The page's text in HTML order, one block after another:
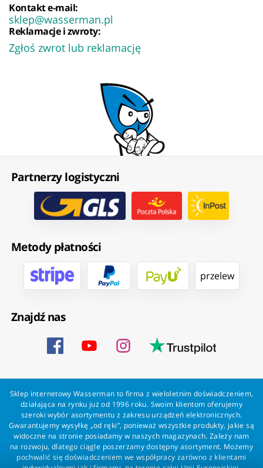
Kontakt e-mail:
sklep@wasserman.pl
Reklamacje i zwroty:
Zgłoś zwrot lub reklamację
Partnerzy logistyczni
Metody płatności
przelew
Znajdź nas
Sklep internetowy Wasserman to firma z wieloletnim doświadczeniem,
działająca na rynku już od 1996 roku. Swoim klientom oferujemy
szeroki wybór asortymentu z zakresu urządzeń elektronicznych.
Gwarantujemy wysyłkę „od ręki”, ponieważ wszystkie produkty, jakie są
widoczne na stronie posiadamy w naszych magazynach. Zależy nam
na rozwoju, dlatego ciągle poszerzamy dostępny asortyment. Możemy
pochwalić się doświadczeniem we współpracy zarówno z klientami